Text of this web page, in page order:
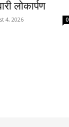
लोकार्पण
4, 2026 0